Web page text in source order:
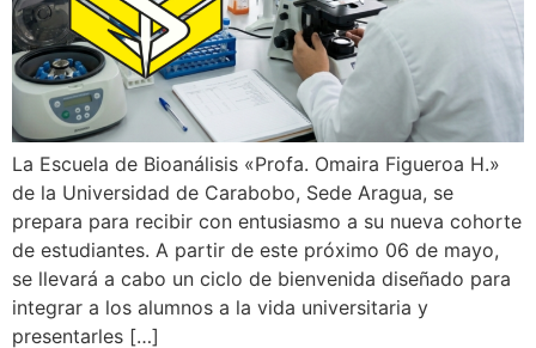
La Escuela de Bioanálisis «Profa. Omaira Figueroa H.»
de la Universidad de Carabobo, Sede Aragua, se
prepara para recibir con entusiasmo a su nueva cohorte
de estudiantes. A partir de este próximo 06 de mayo,
se llevará a cabo un ciclo de bienvenida diseñado para
integrar a los alumnos a la vida universitaria y
presentarles […]